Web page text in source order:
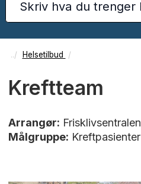
Helsetilbud
Kreftteam
Arrangør: Frisklivsentralen
Målgruppe: Kreftpasienter